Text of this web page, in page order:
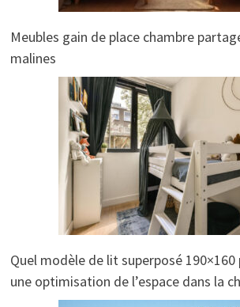
Meubles gain de place chambre
malines
Quel modèle de lit superposé
une optimisation de l’espace dans la